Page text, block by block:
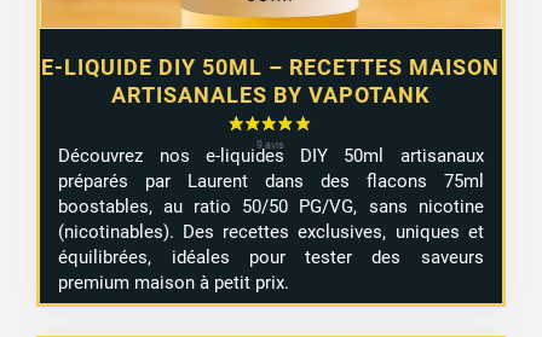
E-LIQUIDE DIY 50ML – RECETTES MAISON
ARTISANALES BY VAPOTANK
Découvrez nos e-liquides DIY 50ml artisanaux
préparés par Laurent dans des flacons 75ml
boostables, au ratio 50/50 PG/VG, sans nicotine
(nicotinables). Des recettes exclusives, uniques et
équilibrées, idéales pour tester des saveurs
premium maison à petit prix.